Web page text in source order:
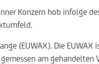
Konzern hob infolge
(EUWAX). Die
am gehandelten